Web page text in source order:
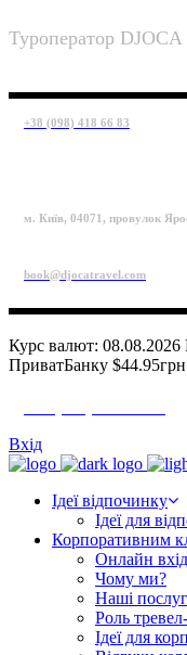
Туроператор
+38 (098) 418 66 83
м. Київ, 04071, провулок
book@djocatravel.com
Курс валют:
ПриватБанку
Вхід
Ідеї відпочинку
Ідеї для
Корпоративним
Онлайн вхід
Чому ми?
Наші
Роль
Ідеї для